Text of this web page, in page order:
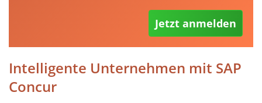
Jetzt anmelden
Intelligente Unternehmen mit SAP
Concur